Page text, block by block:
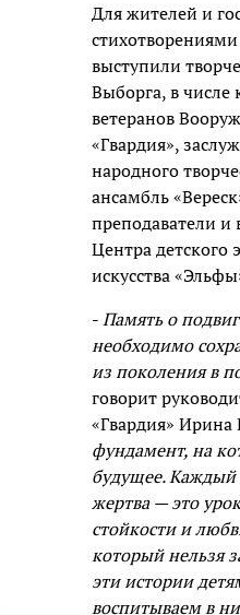
Для жителей и
выступили
Выборга, в числе
ветеранов
«Гвардия»,
народного
ансамбль
преподаватели и
Центра детского
искусства
-Память о
необходимо
из поколения в
говорит
«Гвардия»
фундамент, на
будущее. Каждый
жертва — это
стойкости и
который нельзя
эти истории
воспитываем в